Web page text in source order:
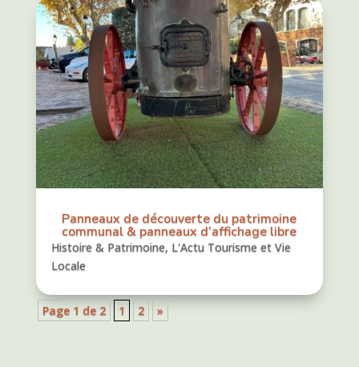
Panneaux de découverte du patrimoine
communal & panneaux d’affichage libre
Histoire & Patrimoine, L'Actu Tourisme et Vie
Locale
Page 1 de 2 1 2 »